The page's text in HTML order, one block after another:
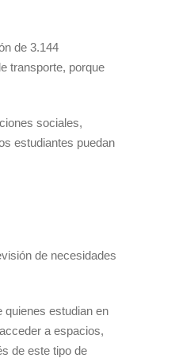
de 3.144
transporte, porque
sociales,
estudiantes puedan
de necesidades
quienes estudian en
a espacios,
de este tipo de